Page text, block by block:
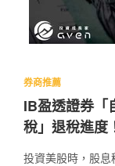
券商推薦
IB盈透證券「
稅」退稅進度
投資美股時，股